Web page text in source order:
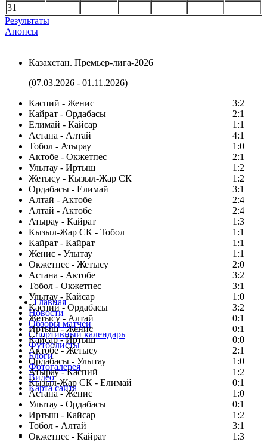
31
Результаты
Анонсы
Казахстан. Премьер-лига-2026
(07.03.2026 - 01.11.2026)
Каспий - Женис
3:2
Кайрат - Ордабасы
2:1
Елимай - Кайсар
1:1
Астана - Алтай
4:1
Тобол - Атырау
1:0
Актобе - Окжетпес
2:1
Улытау - Иртыш
1:2
Жетысу - Кызыл-Жар СК
1:2
Ордабасы - Елимай
3:1
Алтай - Актобе
2:4
Алтай - Актобе
2:4
Атырау - Кайрат
1:3
Кызыл-Жар СК - Тобол
1:1
Кайрат - Кайрат
1:1
Женис - Улытау
1:1
Окжетпес - Жетысу
2:0
Астана - Актобе
3:2
Тобол - Окжетпес
3:1
Улытау - Кайсар
1:0
Каспий - Ордабасы
3:2
Жетысу - Алтай
0:1
Иртыш - Женис
0:1
Кайсар - Иртыш
0:0
Актобе - Жетысу
2:1
Ордабасы - Улытау
1:0
Атырау - Каспий
1:2
Кызыл-Жар СК - Елимай
0:1
Астана - Женис
1:0
Улытау - Ордабасы
0:1
Иртыш - Кайсар
1:2
Тобол - Алтай
3:1
Окжетпес - Кайрат
1:3
Главная
Новости
Обзоры матчей
Спортивный календарь
Футболисты
Блоги
Фотогалерея
Видео
Карта сайта
Есть идея?